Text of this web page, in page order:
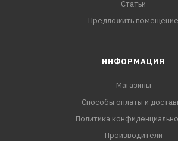
Статьи
Предложить помещение
ИНФОРМАЦИЯ
Магазины
Способы оплаты и
Политика
Производители